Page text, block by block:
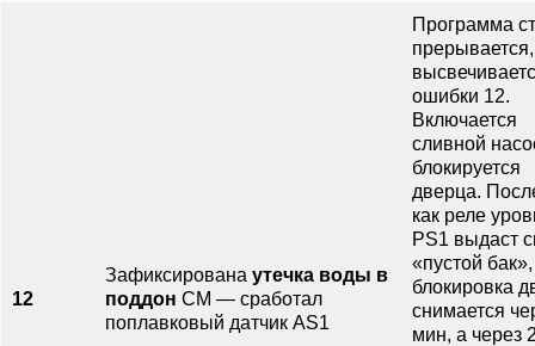
12
Зафиксирована утечка воды в
поддон СМ — сработал
поплавковый датчик АS1
Программа
прерывается,
ошибки 12.
Включается
сливной
блокируется
дверца.
как реле
РS1 выдаст
«пустой бак»,
блокировка
снимается
мин, а через